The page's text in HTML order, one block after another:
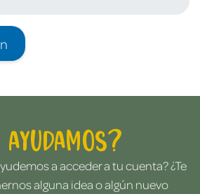
ayudamos?
a acceder a tu cuenta? ¿Te
alguna idea o algún nuevo